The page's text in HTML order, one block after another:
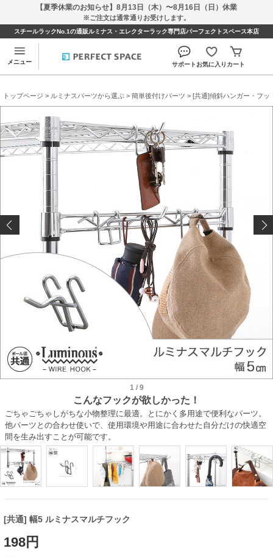
【夏季休業のお知らせ】8月13日（木）〜8月16日（日）休業
※ご注文は通常通りお受けします。
スチールラックNo.1の通販ルミナス・エレクターラック専門店パーフェクトスペース本店
メニュー サポートお気に入り カート
トップページ > ルミナスパーツから選ぶ > 簡単後付けパーツ > [共通]傾斜ハンガー・フッ
1/ 9
こんなフックが欲しかった！
ごちゃごちゃしがちな小物整理に最適。とにかく多用途で便利なパーツ。
他パーツとの合わせ使いで、使用環境や用途に合わせた自分だけの快適空
間を生み出すことが可能です。
[共通] 幅5 ルミナスマルチフック
198円